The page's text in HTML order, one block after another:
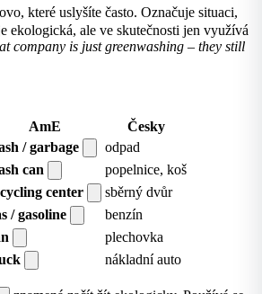
které uslyšíte často. Označuje situaci,
ekologická, ale ve skutečnosti jen využívá
company is just greenwashing – they still
AmE
Česky
/ garbage
odpad
can
popelnice, koš
center
sběrný dvůr
/ gasoline
benzín
plechovka
nákladní auto